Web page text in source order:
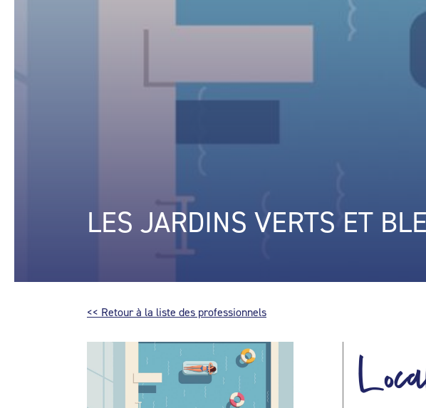
LES JARDINS VERTS ET
<< Retour à la liste des professionnels